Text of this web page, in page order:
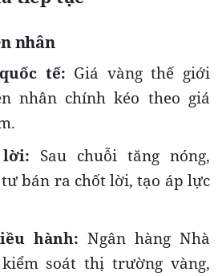
nhân
tế: Giá vàng thế giới
nhân chính kéo theo giá
Sau chuỗi tăng nóng,
bán ra chốt lời, tạo áp lực
hành: Ngân hàng Nhà
soát thị trường vàng,